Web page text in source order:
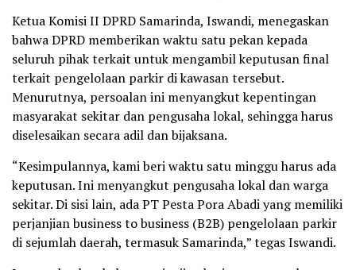
Ketua Komisi II DPRD Samarinda, Iswandi, menegaskan
bahwa DPRD memberikan waktu satu pekan kepada
seluruh pihak terkait untuk mengambil keputusan final
terkait pengelolaan parkir di kawasan tersebut.
Menurutnya, persoalan ini menyangkut kepentingan
masyarakat sekitar dan pengusaha lokal, sehingga harus
diselesaikan secara adil dan bijaksana.
“Kesimpulannya, kami beri waktu satu minggu harus ada
keputusan. Ini menyangkut pengusaha lokal dan warga
sekitar. Di sisi lain, ada PT Pesta Pora Abadi yang memiliki
perjanjian business to business (B2B) pengelolaan parkir
di sejumlah daerah, termasuk Samarinda,” tegas Iswandi.